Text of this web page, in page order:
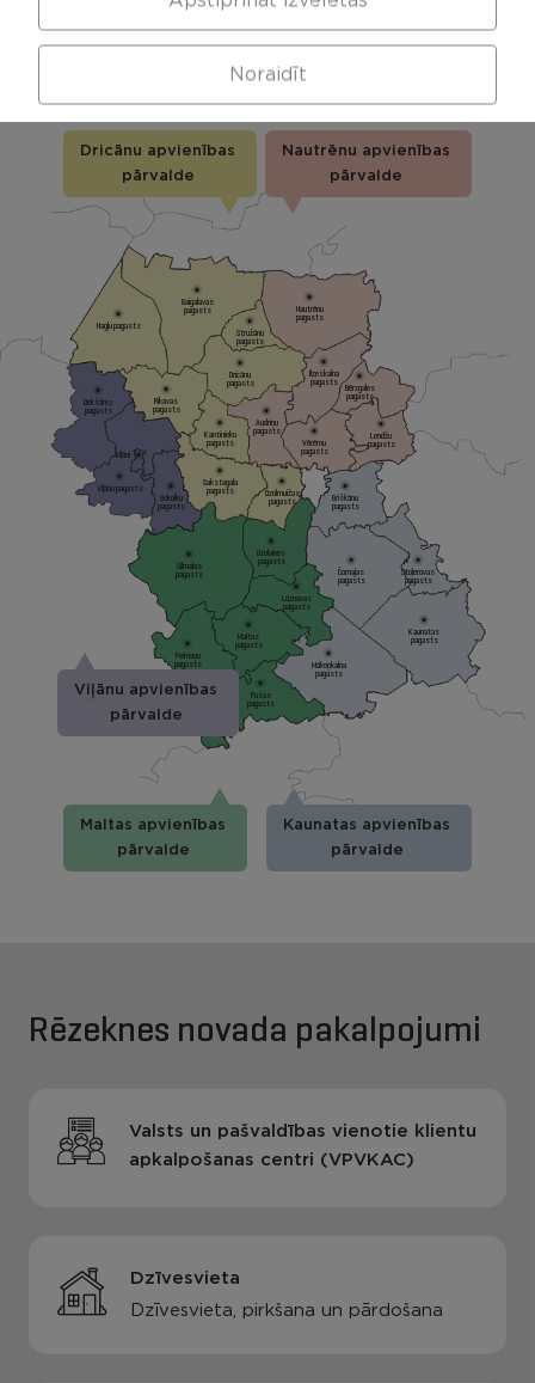
APVIENĪBU PĀRVALDES
Dricānu apvienības
pārvalde
Nautrēnu apvienības
pārvalde
Maltas apvienības
pārvalde
Kaunatas apvienības
pārvalde
Viļānu apvienības
pārvalde
Nagļu pagasts
Rikavas
pagasts
Kantinieku
pagasts
Sakstagala
pagasts Ozolmuižas
pagasts
Gaigalavas
pagasts
Stružānu
pagasts
Dricānu
pagasts
Nautrēnu
pagasts
Ilzeskalna
pagasts
Audriņu
pagasts
Vērēmu
pagasts
Lendžu
pagasts
Bērzgales
pagasts
Silmalas
pagasts
Feimaņu
pagasts
Pušas
pagasts
Maltas
pagasts
Lūznavas
pagasts
Ozolaines
pagasts
Griškānu
pagasts
Čornajas
pagasts
Mākoņkalna
pagasts
Kaunatas
pagasts
Stoļerovas
pagasts
Sokolku
pagasts
Viļānu pagasts
Dekšāres
pagasts
Viļāni
Rēzeknes novada pakalpojumi
Valsts un pašvaldības vienotie klientu
apkalpošanas centri (VPVKAC)
Dzīvesvieta
Dzīvesvieta, pirkšana un pārdošana
Noraidīt